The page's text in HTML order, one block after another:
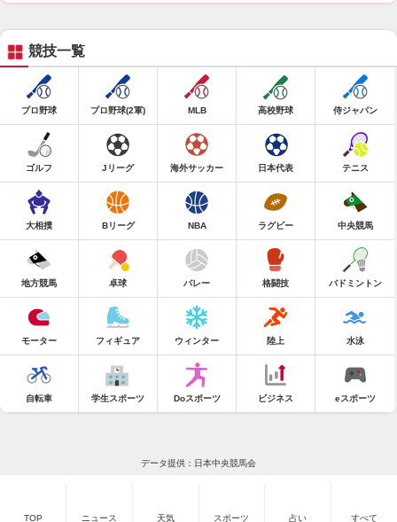
競技一覧
プロ野球 プロ野球(2軍) MLB 高校野球 侍ジャパン
ゴルフ Jリーグ 海外サッカー 日本代表 テニス
大相撲 Bリーグ NBA ラグビー 中央競馬
地方競馬 卓球 バレー 格闘技 バドミントン
モーター フィギュア ウィンター 陸上 水泳
自転車 学生スポーツ Doスポーツ ビジネス eスポーツ
データ提供：日本中央競馬会
TOP ニュース 天気 スポーツ 占い すべて